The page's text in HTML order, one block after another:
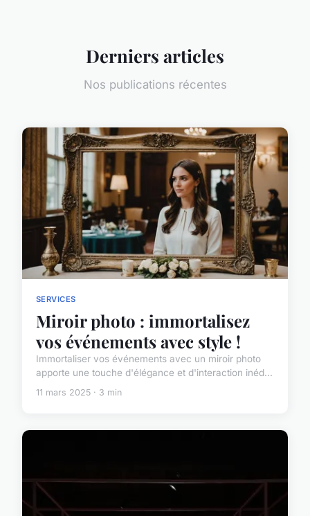
Derniers articles
Nos publications récentes
SERVICES
Miroir photo : immortalisez
vos événements avec style !
Immortaliser vos événements avec un miroir photo
apporte une touche d'élégance et d'interaction inéd...
11 mars 2025 · 3 min